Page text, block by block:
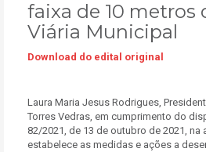
faixa de 10 metros
Viária Municipal
Download do edital original
Laura Maria Jesus Rodrigues,
Torres Vedras, em cumprimento do
82/2021, de 13 de outubro de 2021, na
estabelece as medidas e ações a